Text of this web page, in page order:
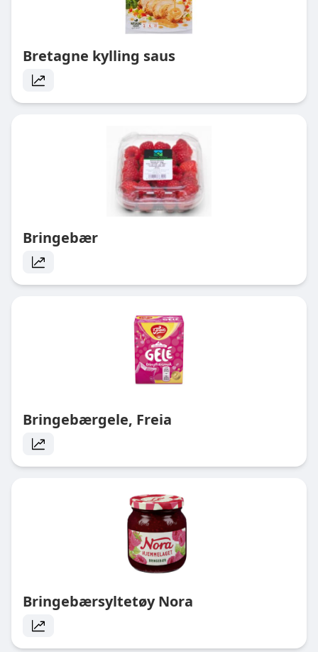
Bretagne kylling saus
Bringebær
Bringebærgele, Freia
Bringebærsyltetøy Nora